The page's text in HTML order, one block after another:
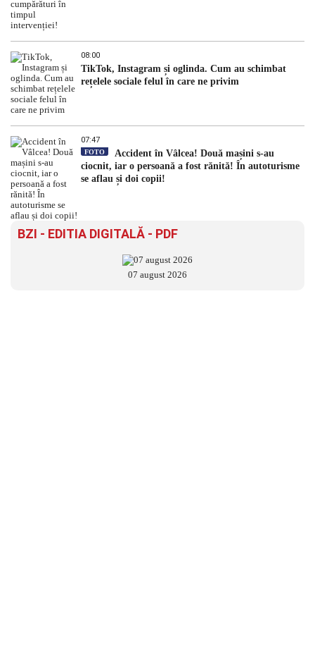
08:00
TikTok, Instagram și oglinda. Cum au schimbat
rețelele sociale felul în care ne privim
07:47
FOTO
Accident în Vâlcea! Două mașini s-au
ciocnit, iar o persoană a fost rănită! În autoturisme
se aflau și doi copii!
BZI - EDITIA DIGITALĂ - PDF
07 august 2026